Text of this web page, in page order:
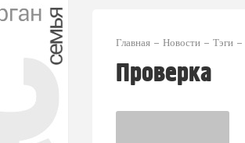
Главная Новости Тэги
Проверка